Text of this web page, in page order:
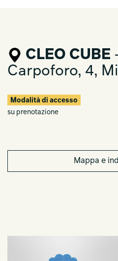
CLEO CUBE
Carpoforo, 4,
Modalità di accesso
su prenotazione
Mappa e